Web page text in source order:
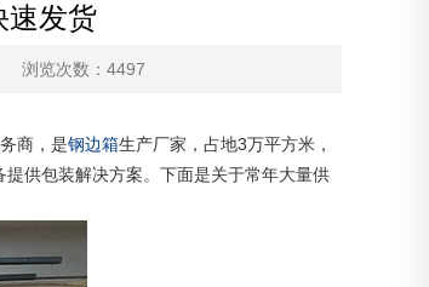
速发货
浏览次数：4497
商，是钢边箱生产厂家，占地3万平方米，
供包装解决方案。下面是关于常年大量供